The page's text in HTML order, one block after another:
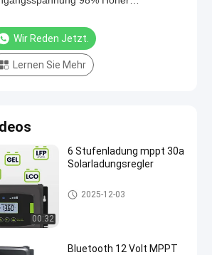
Wir Reden Jetzt.
Lernen Sie Mehr
00:32
6 Stufenladung mppt 30a
Solarladungsregler
Mppt-Solarladungsregler
2025-12-03
Bluetooth 12 Volt MPPT